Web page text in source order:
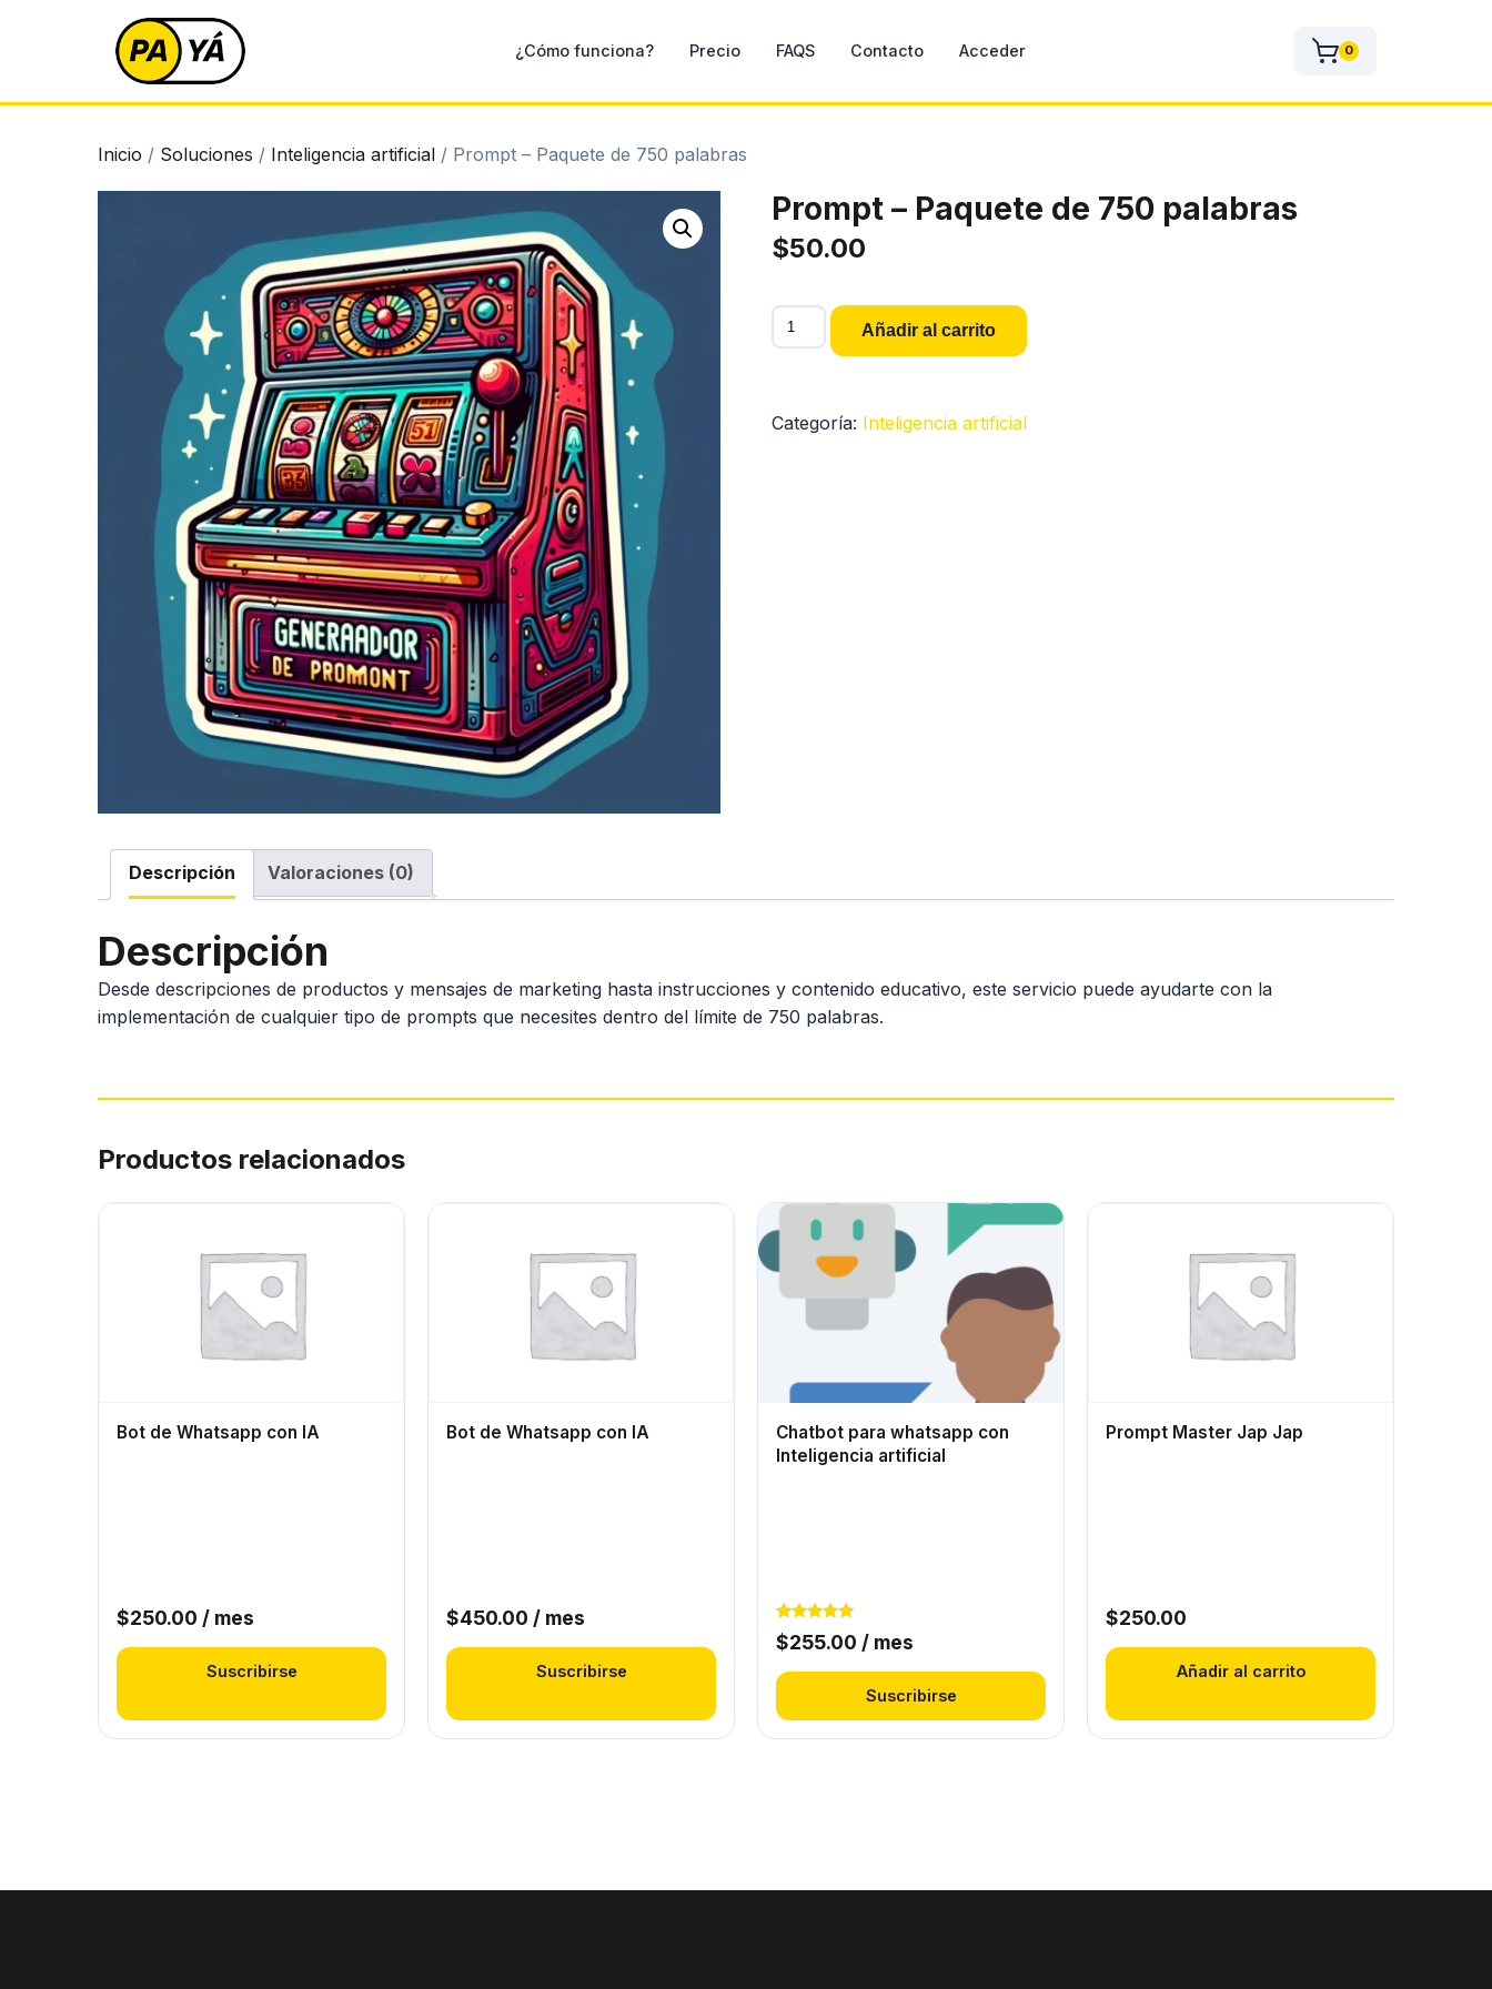
¿Cómo funciona? Precio FAQS Contacto Acceder 0
Inicio / Soluciones / Inteligencia artificial / Prompt – Paquete de 750 palabras
Prompt – Paquete de 750 palabras
$50.00
Prompt
-
750
Añadir al carrito
Categoría: Inteligencia artificial
Descripción Valoraciones (0)
Descripción
Desde descripciones de productos y mensajes de marketing hasta instrucciones y contenido educativo, este servicio puede ayudarte con la
implementación de cualquier tipo de prompts que necesites dentro del límite de 750 palabras.
Productos relacionados
Bot de Whatsapp con IA
$250.00 / mes
Suscribirse
Bot de Whatsapp con IA
$450.00 / mes
Suscribirse
Chatbot para whatsapp con
Inteligencia artificial
Valorado
con
de 5
$255.00 / mes
Suscribirse
Prompt Master Jap Jap
$250.00
Añadir al carrito